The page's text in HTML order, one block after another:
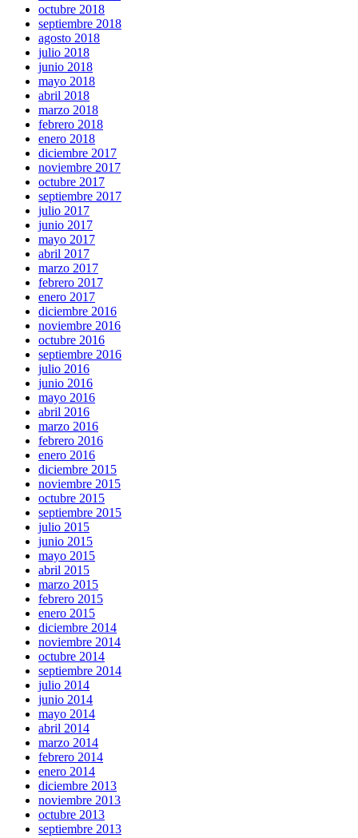
octubre 2018
septiembre 2018
agosto 2018
julio 2018
junio 2018
mayo 2018
abril 2018
marzo 2018
febrero 2018
enero 2018
diciembre 2017
noviembre 2017
octubre 2017
septiembre 2017
julio 2017
junio 2017
mayo 2017
abril 2017
marzo 2017
febrero 2017
enero 2017
diciembre 2016
noviembre 2016
octubre 2016
septiembre 2016
julio 2016
junio 2016
mayo 2016
abril 2016
marzo 2016
febrero 2016
enero 2016
diciembre 2015
noviembre 2015
octubre 2015
septiembre 2015
julio 2015
junio 2015
mayo 2015
abril 2015
marzo 2015
febrero 2015
enero 2015
diciembre 2014
noviembre 2014
octubre 2014
septiembre 2014
julio 2014
junio 2014
mayo 2014
abril 2014
marzo 2014
febrero 2014
enero 2014
diciembre 2013
noviembre 2013
octubre 2013
septiembre 2013